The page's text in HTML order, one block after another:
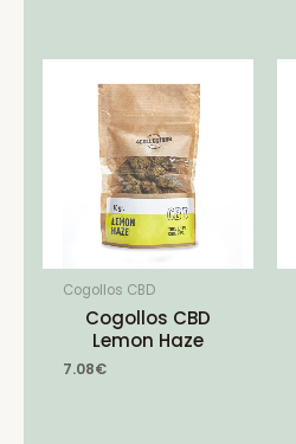
Cogollos CBD
Cogollos CBD
Lemon Haze
7.08€